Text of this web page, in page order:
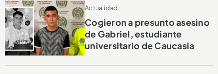
Actualidad
Cogieron a presunto asesino
de Gabriel, estudiante
universitario de Caucasia